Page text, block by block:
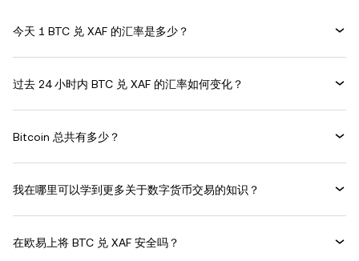
今天 1 BTC 兑 XAF 的汇率是多少？
过去 24 小时内 BTC 兑 XAF 的汇率如何变化？
Bitcoin 总共有多少？
我在哪里可以学到更多关于数字货币交易的知识？
在欧易上将 BTC 兑 XAF 安全吗？